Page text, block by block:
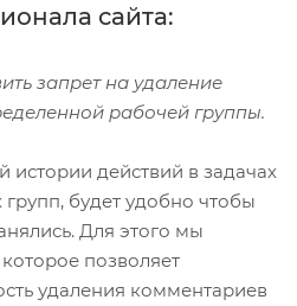
сайта:
запрет на удаление
рабочей группы.
истории действий в задачах
будет удобно чтобы
Для этого мы
позволяет
удаления комментариев